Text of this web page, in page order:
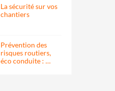
La sécurité sur vos
chantiers
Prévention des
risques routiers,
éco conduite : …